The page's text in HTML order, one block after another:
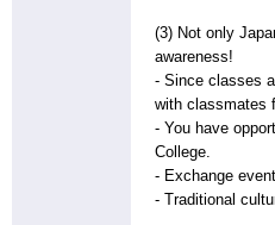
(3) Not only
awareness!
- Since classes
with classmates
- You have
College.
- Exchange
- Traditional